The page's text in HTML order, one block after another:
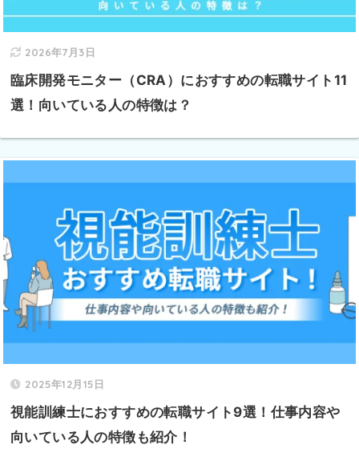
2026年7月3日
臨床開発モニター（CRA）におすすめの転職サイト11
選！向いている人の特徴は？
2025年12月15日
視能訓練士におすすめの転職サイト9選！仕事内容や
向いている人の特徴も紹介！